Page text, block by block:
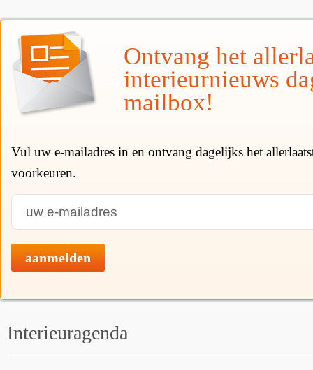
Ontvang het
interieurnieuws
mailbox!
Vul uw e-mailadres in en ontvang dagelijks het
voorkeuren.
aanmelden
Interieuragenda